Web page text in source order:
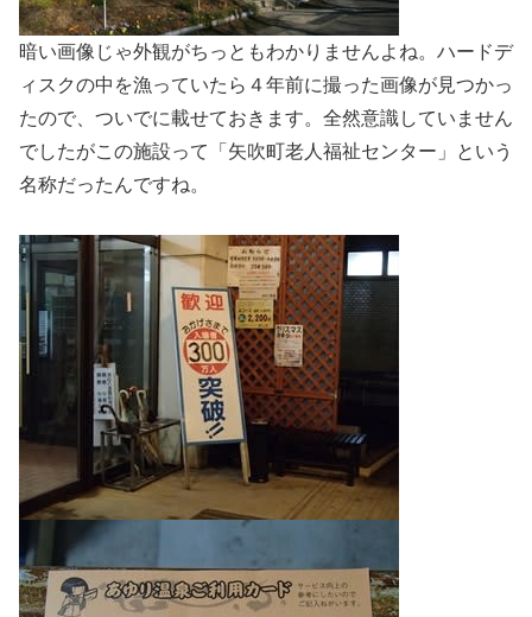
暗い画像じゃ外観がちっともわかりませんよね。ハードデ
ィスクの中を漁っていたら４年前に撮った画像が見つかっ
たので、ついでに載せておきます。全然意識していません
でしたがこの施設って「矢吹町老人福祉センター」という
名称だったんですね。